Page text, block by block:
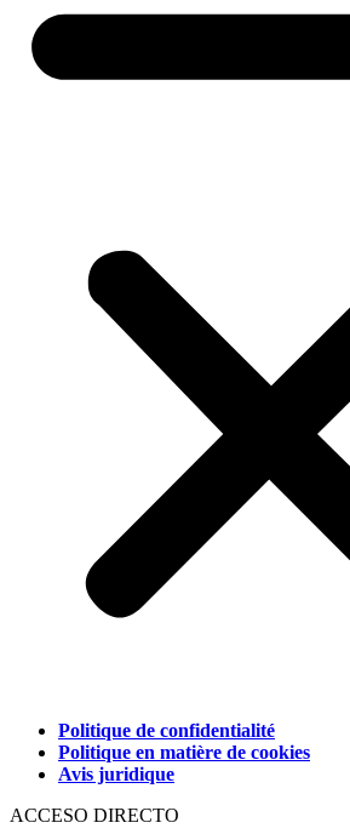
Politique de confidentialité
Politique en matière de cookies
Avis juridique
ACCESO DIRECTO